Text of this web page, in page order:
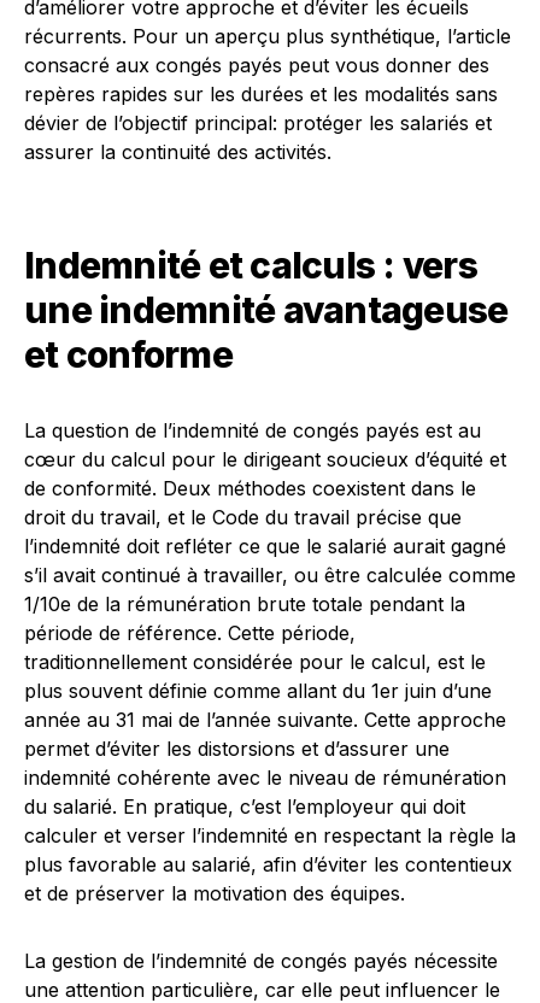
d’améliorer votre approche et d’éviter les écueils
récurrents. Pour un aperçu plus synthétique, l’article
consacré aux congés payés peut vous donner des
repères rapides sur les durées et les modalités sans
dévier de l’objectif principal: protéger les salariés et
assurer la continuité des activités.
Indemnité et calculs : vers
une indemnité avantageuse
et conforme
La question de l’indemnité de congés payés est au
cœur du calcul pour le dirigeant soucieux d’équité et
de conformité. Deux méthodes coexistent dans le
droit du travail, et le Code du travail précise que
l’indemnité doit refléter ce que le salarié aurait gagné
s’il avait continué à travailler, ou être calculée comme
1/10e de la rémunération brute totale pendant la
période de référence. Cette période,
traditionnellement considérée pour le calcul, est le
plus souvent définie comme allant du 1er juin d’une
année au 31 mai de l’année suivante. Cette approche
permet d’éviter les distorsions et d’assurer une
indemnité cohérente avec le niveau de rémunération
du salarié. En pratique, c’est l’employeur qui doit
calculer et verser l’indemnité en respectant la règle la
plus favorable au salarié, afin d’éviter les contentieux
et de préserver la motivation des équipes.
La gestion de l’indemnité de congés payés nécessite
une attention particulière, car elle peut influencer le